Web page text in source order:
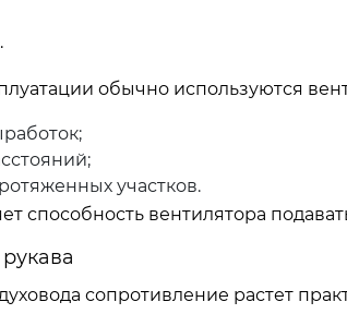
обычно используются
участков.
способность вентилятора
сопротивление растет